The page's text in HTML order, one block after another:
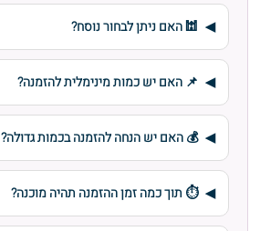
🕍 האם ניתן לבחור נוסח?
📌 האם יש כמות מינימלית להזמנה?
💰 האם יש הנחה להזמנה בכמות גדולה?
⏱️ תוך כמה זמן ההזמנה תהיה מוכנה?